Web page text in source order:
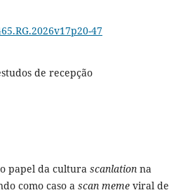
47
de recepção
papel da cultura scanlation na
como caso a scan meme viral de